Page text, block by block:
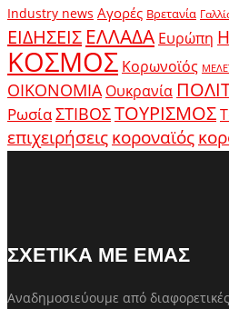
Industry news Αγορές Βρετανία
ΕΙΔΗΣΕΙΣ ΕΛΛΑΔΑ Ευρώπη
ΚΟΣΜΟΣ Κορωνοϊός
ΟΙΚΟΝΟΜΙΑ Ουκρανία
ΡωσίαΣΤΙΒΟΣΤΟΥΡΙΣΜΟΣ
επιχειρήσειςκοροναϊός
ΣΧΕΤΙΚΑ ΜΕ ΕΜΑΣ
Αναδημοσιεύουμε από